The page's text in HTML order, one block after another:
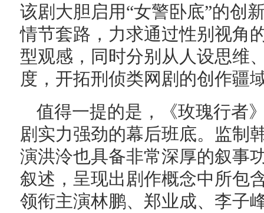
该剧大胆启用“女警卧底”的创
情节套路，力求通过性别视角
型观感，同时分别从人设思维
度，开拓刑侦类网剧的创作疆
值得一提的是，《玫瑰行者
剧实力强劲的幕后班底。监制
演洪泠也具备非常深厚的叙事
叙述，呈现出剧作概念中所包
领衔主演林鹏、郑业成、李子